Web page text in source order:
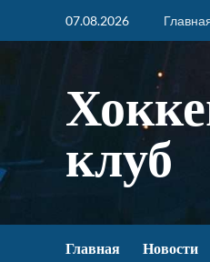
07.08.2026
клуб
Главная Новости